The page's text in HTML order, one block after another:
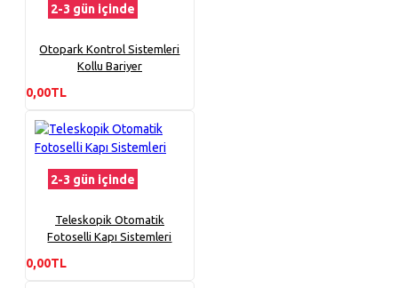
2-3 gün içinde
Otopark Kontrol Sistemleri
Kollu Bariyer
0,00TL
2-3 gün içinde
Teleskopik Otomatik
Fotoselli Kapı Sistemleri
0,00TL